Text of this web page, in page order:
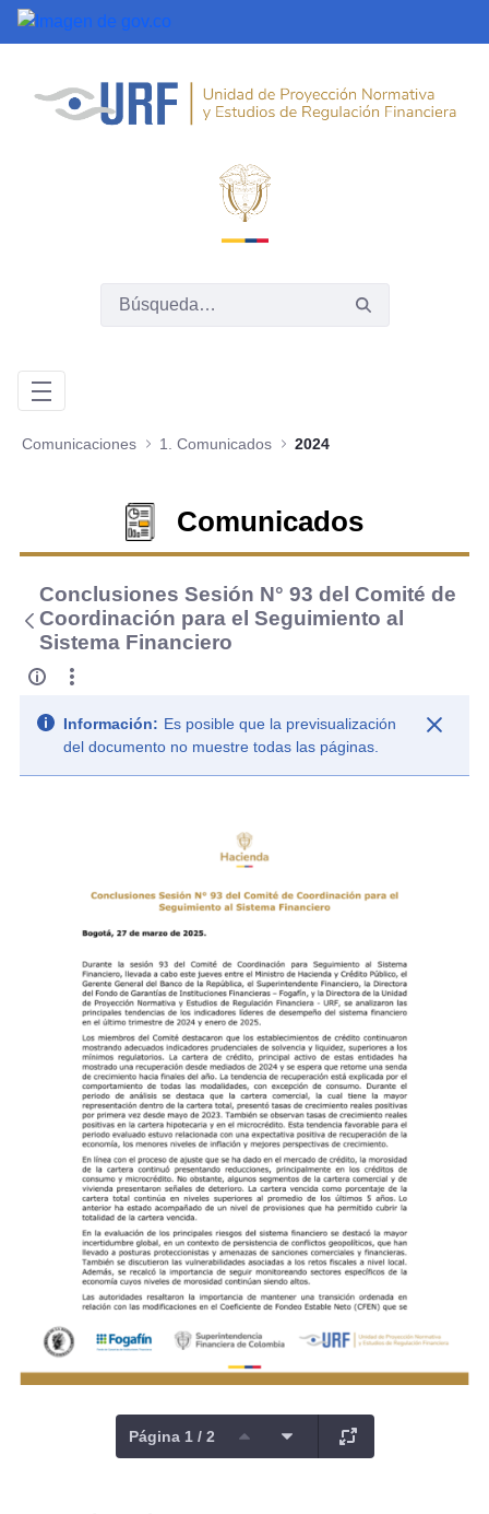
Saltar al contenido principal
Comunicaciones 1. Comunicados 2024
Comunicados
Conclusiones Sesión N° 93 del Comité de
Coordinación para el Seguimiento al
Sistema Financiero
Información: Es posible que la previsualización
del documento no muestre todas las páginas.
Página 1 / 2